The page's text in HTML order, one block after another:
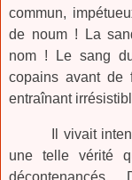
commun,
de noum ! La
nom ! Le sang
copains avant de
entraînant
Il vivait
une telle vérité